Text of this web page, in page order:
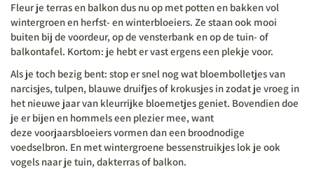
Fleur je terras en balkon dus nu op met potten en bakken vol
wintergroen en herfst- en winterbloeiers. Ze staan ook mooi
buiten bij de voordeur, op de vensterbank en op de tuin- of
balkontafel. Kortom: je hebt er vast ergens een plekje voor.
Als je toch bezig bent: stop er snel nog wat bloembolletjes van
narcisjes, tulpen, blauwe druifjes of krokusjes in zodat je vroeg in
het nieuwe jaar van kleurrijke bloemetjes geniet. Bovendien doe
je er bijen en hommels een plezier mee, want
deze voorjaarsbloeiers vormen dan een broodnodige
voedselbron. En met wintergroene bessenstruikjes lok je ook
vogels naar je tuin, dakterras of balkon.